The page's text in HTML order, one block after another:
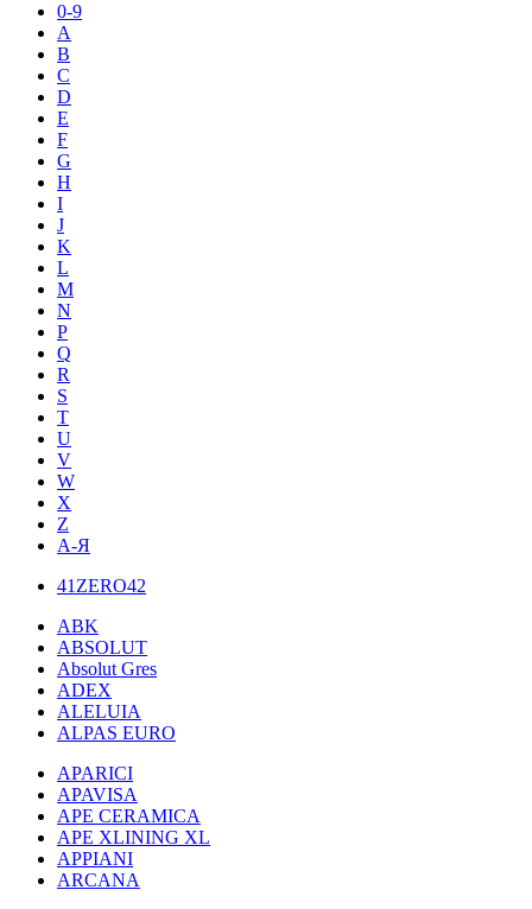
0-9
A
B
C
D
E
F
G
H
I
J
K
L
M
N
P
Q
R
S
T
U
V
W
X
Z
А-Я
41ZERO42
ABK
ABSOLUT
Absolut Gres
ADEX
ALELUIA
ALPAS EURO
APARICI
APAVISA
APE CERAMICA
APE XLINING XL
APPIANI
ARCANA